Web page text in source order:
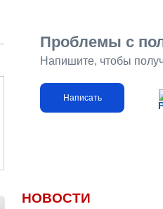
Проблемы с
Напишите, чтобы
Написать
НОВОСТИ